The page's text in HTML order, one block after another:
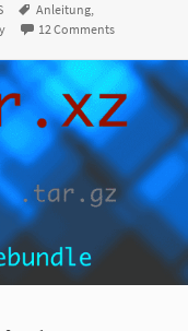
Tags
Anleitung,
12 Comments